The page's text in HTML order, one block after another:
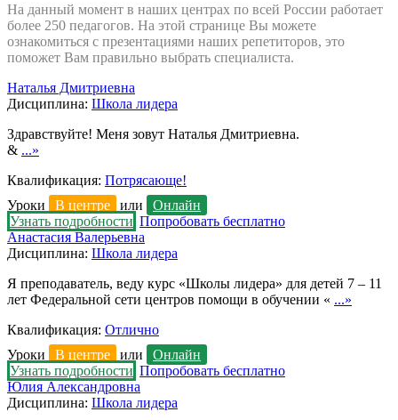
На данный момент в наших центрах по всей России работает
более 250 педагогов. На этой странице Вы можете
ознакомиться с презентациями наших репетиторов, это
поможет Вам правильно выбрать специалиста.
Наталья Дмитриевна
Дисциплина: Школа лидера
Здравствуйте! Меня зовут Наталья Дмитриевна.
& ...»
Квалификация: Потрясающе!
Уроки
В центре или
Онлайн
Узнать подробности Попробовать бесплатно
Анастасия Валерьевна
Дисциплина: Школа лидера
Я преподаватель, веду курс «Школы лидера» для детей 7 – 11
лет Федеральной сети центров помощи в обучении « ...»
Квалификация: Отлично
Уроки
В центре или
Онлайн
Узнать подробности Попробовать бесплатно
Юлия Александровна
Дисциплина: Школа лидера